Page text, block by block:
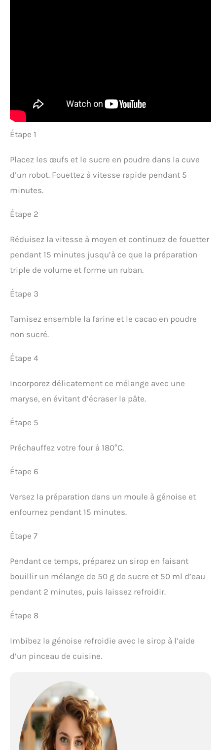
Étape 1
Placez les œufs et le sucre en poudre dans la cuve
d’un robot. Fouettez à vitesse rapide pendant 5
minutes.
Étape 2
Réduisez la vitesse à moyen et continuez de fouetter
pendant 15 minutes jusqu’à ce que la préparation
triple de volume et forme un ruban.
Étape 3
Tamisez ensemble la farine et le cacao en poudre
non sucré.
Étape 4
Incorporez délicatement ce mélange avec une
maryse, en évitant d’écraser la pâte.
Étape 5
Préchauffez votre four à 180°C.
Étape 6
Versez la préparation dans un moule à génoise et
enfournez pendant 15 minutes.
Étape 7
Pendant ce temps, préparez un sirop en faisant
bouillir un mélange de 50 g de sucre et 50 ml d’eau
pendant 2 minutes, puis laissez refroidir.
Étape 8
Imbibez la génoise refroidie avec le sirop à l’aide
d’un pinceau de cuisine.